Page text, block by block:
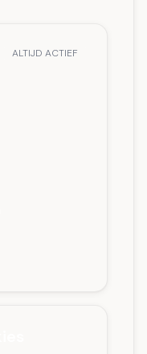
ALTIJD ACTIEF